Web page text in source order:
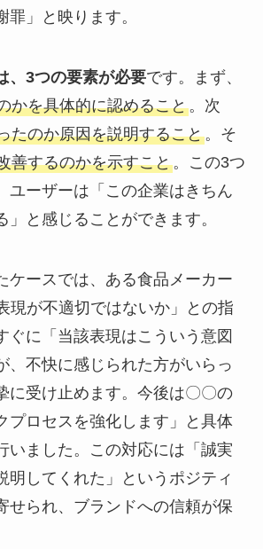
」と映ります。
、3つの要素が必要です。まず、
かを具体的に認めること。次
たのか原因を説明すること。そ
善するのかを示すこと。この3つ
ユーザーは「この企業はきちん
」と感じることができます。
ケースでは、ある食品メーカー
現が不適切ではないか」との指
ぐに「当該表現はこういう意図
、不快に感じられた方がいらっ
に受け止めます。今後は〇〇の
プロセスを強化します」と具体
いました。この対応には「誠実
明してくれた」というポジティ
せられ、ブランドへの信頼が保